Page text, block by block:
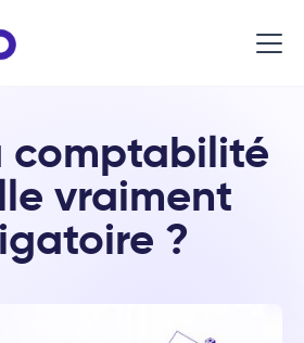
comptabilité
vraiment
?